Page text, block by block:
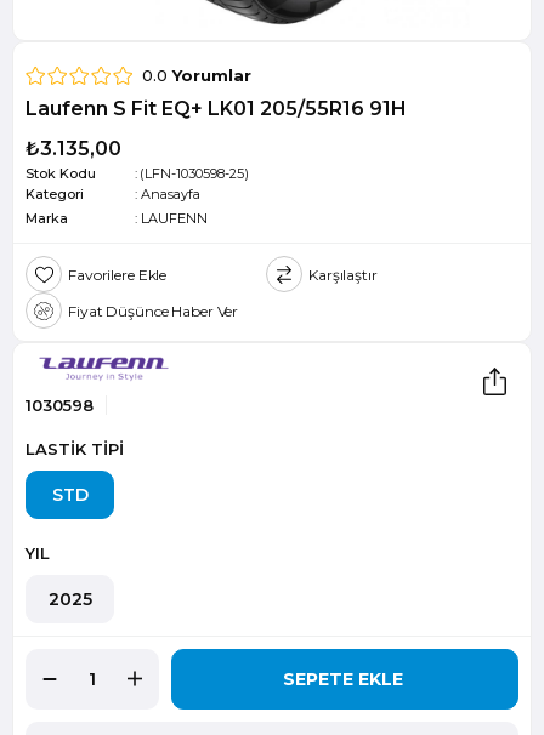
0.0 Yorumlar
Laufenn S Fit EQ+ LK01 205/55R16 91H
₺3.135,00
Stok Kodu
(LFN-1030598-25)
Kategori
: Anasayfa
Marka
: LAUFENN
Favorilere Ekle
Karşılaştır
Fiyat Düşünce Haber Ver
1030598
LASTİK TİPİ
STD
YIL
2025